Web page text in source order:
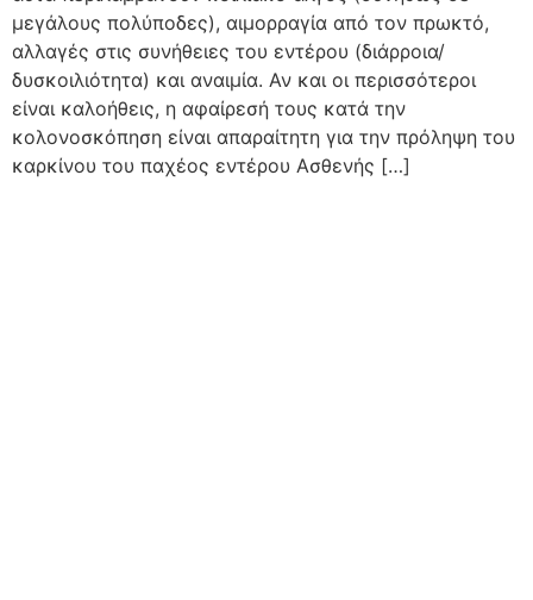
μεγάλους πολύποδες), αιμορραγία από τον πρωκτό,
αλλαγές στις συνήθειες του εντέρου (διάρροια/
δυσκοιλιότητα) και αναιμία. Αν και οι περισσότεροι
είναι καλοήθεις, η αφαίρεσή τους κατά την
κολονοσκόπηση είναι απαραίτητη για την πρόληψη του
καρκίνου του παχέος εντέρου Ασθενής […]